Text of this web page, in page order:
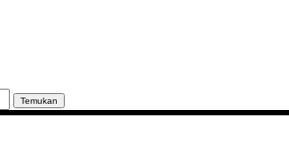
Temukan